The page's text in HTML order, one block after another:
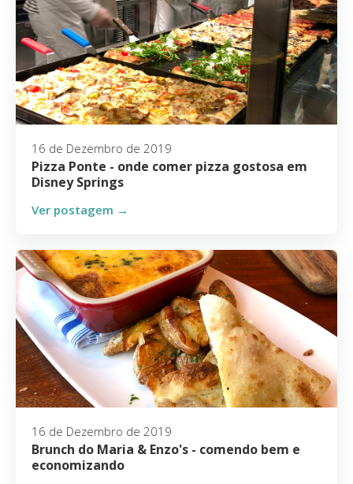
16 de Dezembro de 2019
Pizza Ponte - onde comer pizza gostosa em
Disney Springs
Ver postagem →
16 de Dezembro de 2019
Brunch do Maria & Enzo's - comendo bem e
economizando